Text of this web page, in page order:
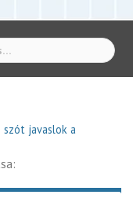
szót javaslok a